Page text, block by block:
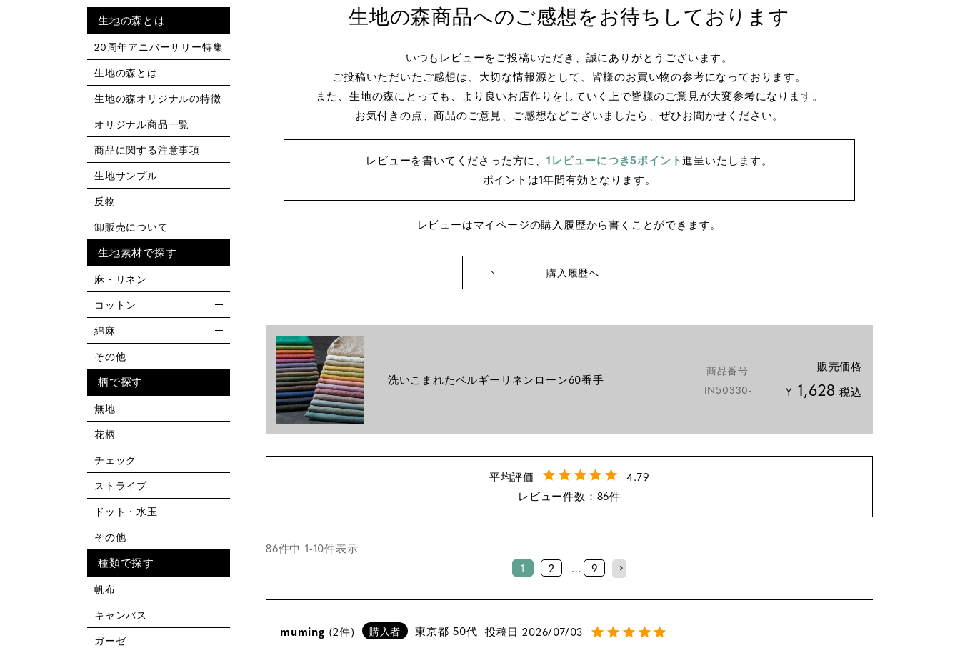
生地の森商品へのご感想をお待ちしております
いつもレビューをご投稿いただき、誠にありがとうございます。
ご投稿いただいたご感想は、大切な情報源として、皆様のお買い物の参考になっております。
また、生地の森にとっても、より良いお店作りをしていく上で皆様のご意見が大変参考になります。
お気付きの点、商品のご意見、ご感想などございましたら、ぜひお聞かせください。
レビューを書いてくださった方に、 1レビューにつき5ポイント進呈いたします。
ポイントは1年間有効となります。
レビューはマイページの購入履歴から書くことができます。
購入履歴へ
洗いこまれたベルギーリネンローン60番手
商品番号
IN50330-
販売価格
¥ 1,628 税込
4.79
86
86件中 1-10件表示
1
2 … 9
muming 2 購入者 東京都 50代 投稿日 2026/07/03
生地の森とは
20周年アニバーサリー特集
生地の森とは
生地の森オリジナルの特徴
オリジナル商品一覧
商品に関する注意事項
生地サンプル
反物
卸販売について
生地素材で探す
麻・リネン
コットン
綿麻
その他
柄で探す
無地
花柄
チェック
ストライプ
ドット・水玉
その他
種類で探す
帆布
キャンバス
ガーゼ